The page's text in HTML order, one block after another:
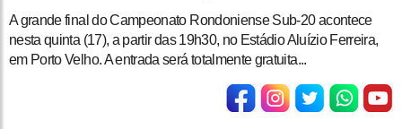
A grande final do Campeonato Rondoniense Sub-20 acontece
nesta quinta (17), a partir das 19h30, no Estádio Aluízio Ferreira,
em Porto Velho. A entrada será totalmente gratuita...